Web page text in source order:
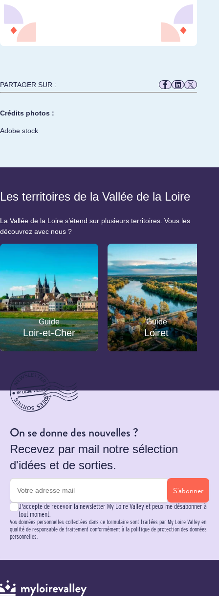
PARTAGER SUR :
Crédits photos :
Adobe stock
Les territoires de la Vallée de la Loire
La Vallée de la Loire s’étend sur plusieurs territoires. Vous les
découvrez avec nous ?
Guide
Loir-et-Cher
Guide
Loiret
On se donne des nouvelles ?
Recevez par mail notre sélection
d'idées et de sorties.
S'abonner
J'accepte de recevoir la newsletter My Loire Valley et peux me désabonner à
tout moment.
Vos données personnelles collectées dans ce formulaire sont traitées par My Loire Valley en
qualité de responsable de traitement conformément à la politique de protection des données
personnelles.